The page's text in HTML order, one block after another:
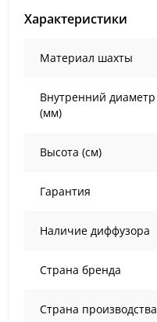
Характеристики
Материал шахты
Внутренний диаметр
(мм)
Высота (см)
Гарантия
Наличие диффузора
Страна бренда
Страна производства